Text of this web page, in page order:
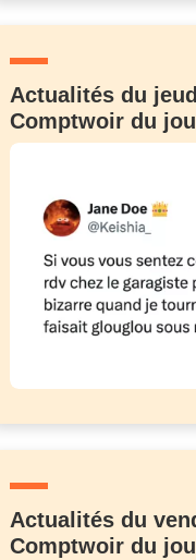
Actualités du
Comptwoir du
Actualités du
Comptwoir du